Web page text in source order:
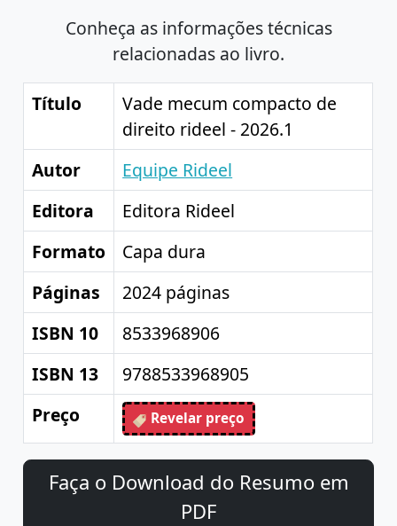
Conheça as informações técnicas
relacionadas ao livro.
Título
Vade mecum compacto de
direito rideel - 2026.1
Autor
Equipe Rideel
Editora
Editora Rideel
Formato
Capa dura
Páginas
2024 páginas
ISBN 10
8533968906
ISBN 13
9788533968905
Preço
Revelar preço
Faça o Download do Resumo em
PDF